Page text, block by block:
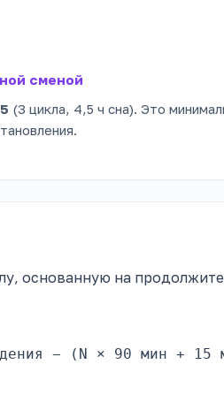
сменой
(3 цикла, 4,5 ч сна). Это
основанную на
− (N × 90 мин + 15